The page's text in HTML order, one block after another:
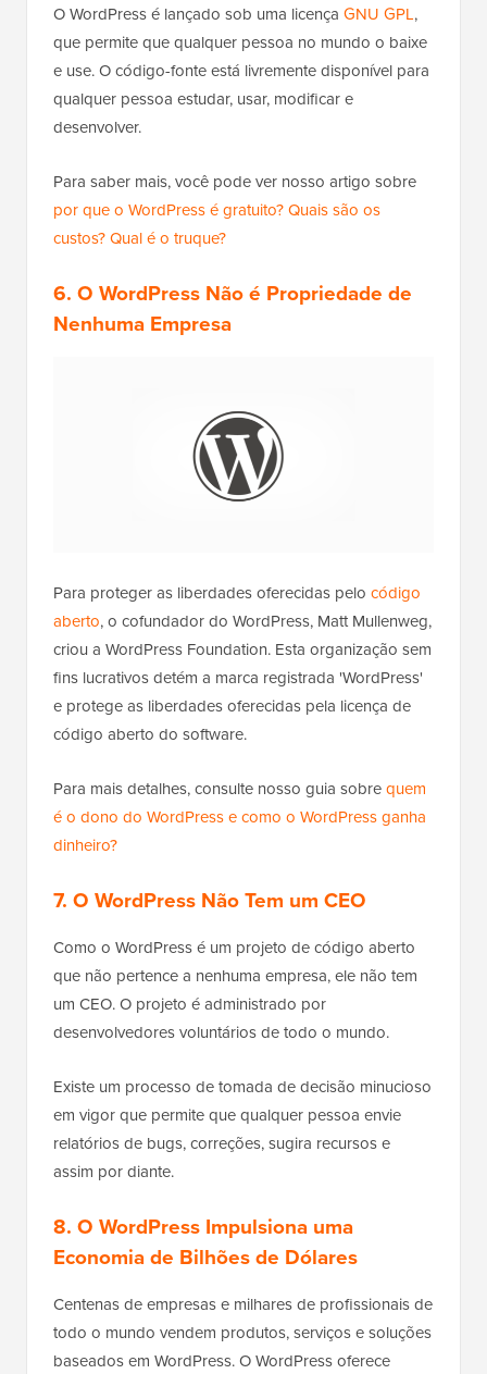
O WordPress é lançado sob uma licença GNU GPL,
que permite que qualquer pessoa no mundo o baixe
e use. O código-fonte está livremente disponível para
qualquer pessoa estudar, usar, modificar e
desenvolver.
Para saber mais, você pode ver nosso artigo sobre
por que o WordPress é gratuito? Quais são os
custos? Qual é o truque?
6. O WordPress Não é Propriedade de
Nenhuma Empresa
Para proteger as liberdades oferecidas pelo código
aberto, o cofundador do WordPress, Matt Mullenweg,
criou a WordPress Foundation. Esta organização sem
fins lucrativos detém a marca registrada 'WordPress'
e protege as liberdades oferecidas pela licença de
código aberto do software.
Para mais detalhes, consulte nosso guia sobrequem
é o dono do WordPress e como o WordPress ganha
dinheiro?
7. O WordPress Não Tem um CEO
Como o WordPress é um projeto de código aberto
que não pertence a nenhuma empresa, ele não tem
um CEO. O projeto é administrado por
desenvolvedores voluntários de todo o mundo.
Existe um processo de tomada de decisão minucioso
em vigor que permite que qualquer pessoa envie
relatórios de bugs, correções, sugira recursos e
assim por diante.
8. O WordPress Impulsiona uma
Economia de Bilhões de Dólares
Centenas de empresas e milhares de profissionais de
todo o mundo vendem produtos, serviços e soluções
baseados em WordPress. O WordPress oferece